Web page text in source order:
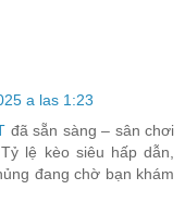
a las 1:23
đã sẵn sàng – sân chơi
lệ kèo siêu hấp dẫn,
đang chờ bạn khám